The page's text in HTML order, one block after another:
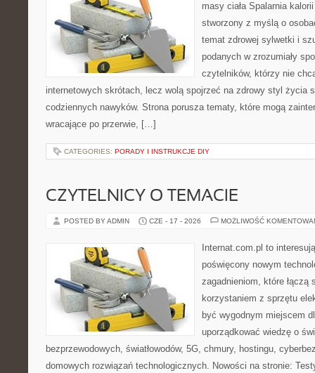
masy ciała Spalarnia
stworzony z myślą o
temat zdrowej sylwetki i
podanych w zrozumiały
czytelników, którzy nie
internetowych skrótach, lecz wolą spojrzeć na zdrowy styl życia
codziennych nawyków. Strona porusza tematy, które mogą
wracające po przerwie, […]
CATEGORIES: PORADY I INSTRUKCJE DIY
CZYTELNICY O TEMACIE
POSTED BY ADMIN CZE - 17 - 2026 MOŻLIWOŚĆ
Internat.com.pl to
poświęcony nowym
zagadnieniom, które łączą
korzystaniem z sprzętu
być wygodnym miejscem
uporządkować wiedzę o
bezprzewodowych, światłowodów, 5G, chmury, hostingu,
domowych rozwiązań technologicznych. Nowości na stronie: